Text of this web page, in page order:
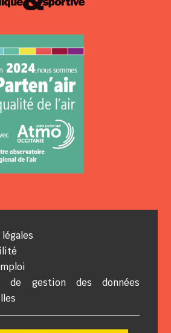
de gestion des données